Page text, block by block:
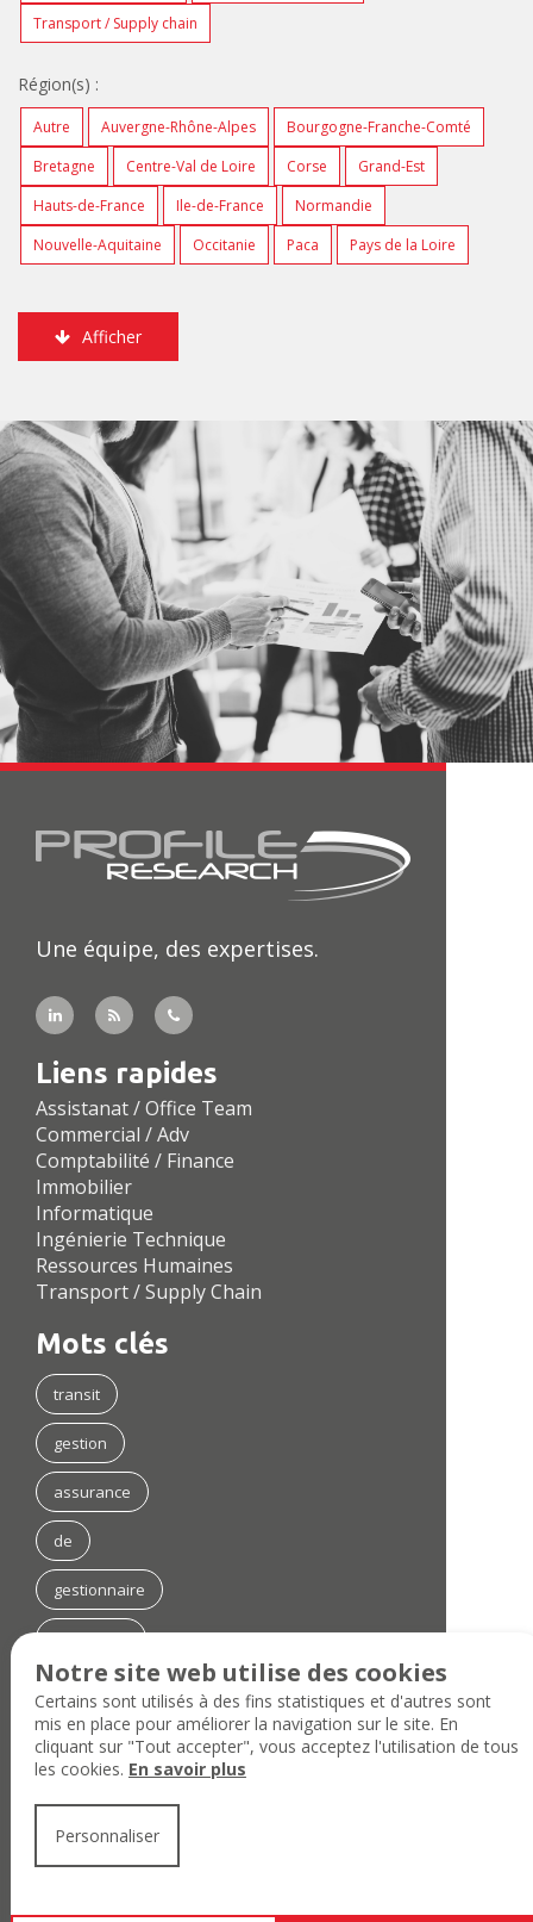
Notre site web utilise des cookies
Certains sont utilisés à des fins statistiques et d'autres sont
mis en place pour améliorer la navigation sur le site. En
cliquant sur "Tout accepter", vous acceptez l'utilisation de tous
les cookies. En savoir plus
Personnaliser
Transport / Supply chain
Région(s) :
Autre Auvergne-Rhône-Alpes
Bourgogne-Franche-Comté
Bretagne
Centre-Val de Loire Corse
Grand-Est
Hauts-de-France
Ile-de-France
Normandie
Nouvelle-Aquitaine
Occitanie Paca Pays de la Loire
Afficher
Une équipe, des expertises.
Liens rapides
Assistanat / Office Team
Commercial / Adv
Comptabilité / Finance
Immobilier
Informatique
Ingénierie Technique
Ressources Humaines
Transport / Supply Chain
Mots clés
transit
gestion
assurance
de
gestionnaire
immobilier
SAP
transport
maintenance
Liens utiles